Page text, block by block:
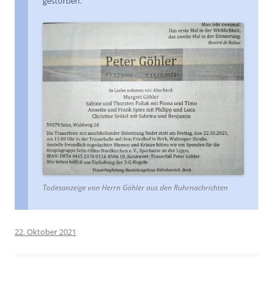
Todesanzeige von Herrn Göhler aus den Ruhrnachrichten
22. Oktober 2021